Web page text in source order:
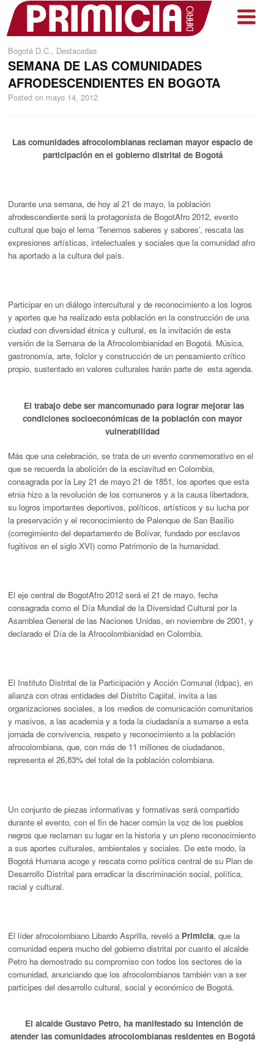
Bogotá D.C., Destacadas
SEMANA DE LAS COMUNIDADES
AFRODESCENDIENTES EN BOGOTA
Posted on mayo 14, 2012
Las comunidades afrocolombianas reclaman mayor espacio de
participación en el gobierno distrital de Bogotá
Durante una semana, de hoy al 21 de mayo, la población
afrodescendiente será la protagonista de BogotAfro 2012, evento
cultural que bajo el lema ‘Tenemos saberes y sabores’, rescata las
expresiones artísticas, intelectuales y sociales que la comunidad afro
ha aportado a la cultura del país.
Participar en un diálogo intercultural y de reconocimiento a los logros
y aportes que ha realizado esta población en la construcción de una
ciudad con diversidad étnica y cultural, es la invitación de esta
versión de la Semana de la Afrocolombianidad en Bogotá. Música,
gastronomía, arte, folclor y construcción de un pensamiento crítico
propio, sustentado en valores culturales harán parte de esta agenda.
El trabajo debe ser mancomunado para lograr mejorar las
condiciones socioeconómicas de la población con mayor
vulnerabilidad
Más que una celebración, se trata de un evento conmemorativo en el
que se recuerda la abolición de la esclavitud en Colombia,
consagrada por la Ley 21 de mayo 21 de 1851, los aportes que esta
etnia hizo a la revolución de los comuneros y a la causa libertadora,
su logros importantes deportivos, políticos, artísticos y su lucha por
la preservación y el reconocimiento de Palenque de San Basilio
(corregimiento del departamento de Bolívar, fundado por esclavos
fugitivos en el siglo XVI) como Patrimonio de la humanidad.
El eje central de BogotAfro 2012 será el 21 de mayo, fecha
consagrada como el Día Mundial de la Diversidad Cultural por la
Asamblea General de las Naciones Unidas, en noviembre de 2001, y
declarado el Día de la Afrocolombianidad en Colombia.
El Instituto Distrital de la Participación y Acción Comunal (Idpac), en
alianza con otras entidades del Distrito Capital, invita a las
organizaciones sociales, a los medios de comunicación comunitarios
y masivos, a las academia y a toda la ciudadanía a sumarse a esta
jornada de convivencia, respeto y reconocimiento a la población
afrocolombiana, que, con más de 11 millones de ciudadanos,
representa el 26,83% del total de la población colombiana.
Un conjunto de piezas informativas y formativas será compartido
durante el evento, con el fin de hacer común la voz de los pueblos
negros que reclaman su lugar en la historia y un pleno reconocimiento
a sus aportes culturales, ambientales y sociales. De este modo, la
Bogotá Humana acoge y rescata como política central de su Plan de
Desarrollo Distrital para erradicar la discriminación social, política,
racial y cultural.
El líder afrocolombiano Libardo Asprilla, reveló a Primicia, que la
comunidad espera mucho del gobierno distrital por cuanto el alcalde
Petro ha demostrado su compromiso con todos los sectores de la
comunidad, anunciando que los afrocolombianos también van a ser
participes del desarrollo cultural, social y económico de Bogotá.
El alcalde Gustavo Petro, ha manifestado su intención de
atender las comunidades afrocolombianas residentes en Bogotá